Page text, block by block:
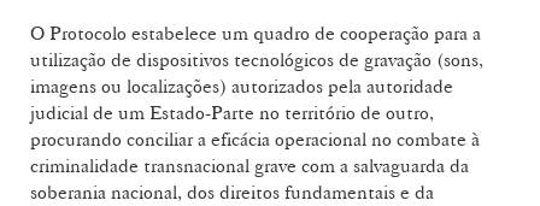
O Protocolo estabelece um quadro de cooperação para a
utilização de dispositivos tecnológicos de gravação (sons,
imagens ou localizações) autorizados pela autoridade
judicial de um Estado-Parte no território de outro,
procurando conciliar a eficácia operacional no combate à
criminalidade transnacional grave com a salvaguarda da
soberania nacional, dos direitos fundamentais e da